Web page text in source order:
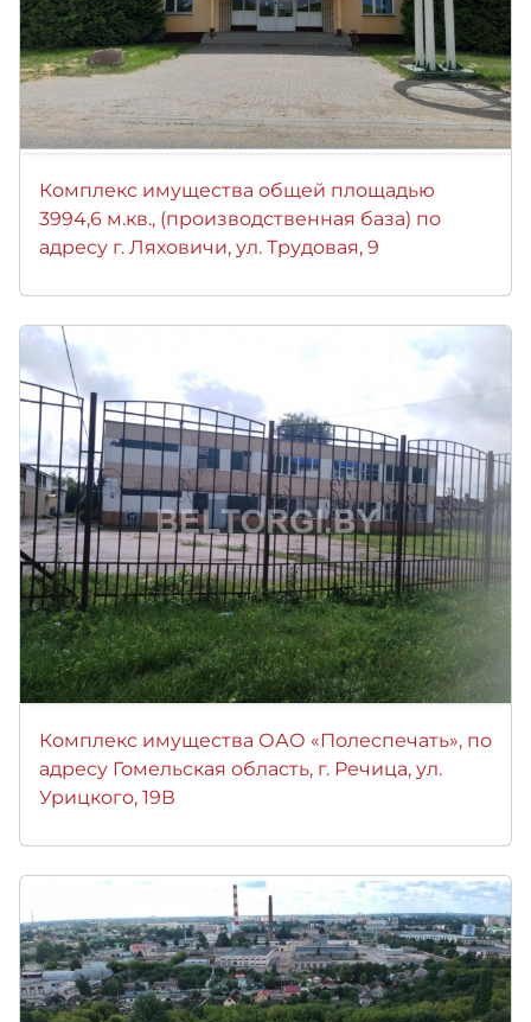
Комплекс имущества общей площадью
3994,6 м.кв., (производственная база) по
адресу г. Ляховичи, ул. Трудовая, 9
Комплекс имущества ОАО «Полеспечать», по
адресу Гомельская область, г. Речица, ул.
Урицкого, 19В